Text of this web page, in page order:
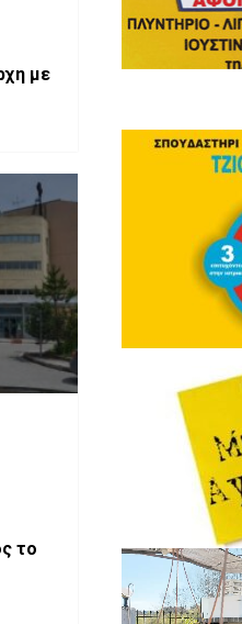
με
το
Πρόγραμμα
Αναπαραγωγής
Βίντεο